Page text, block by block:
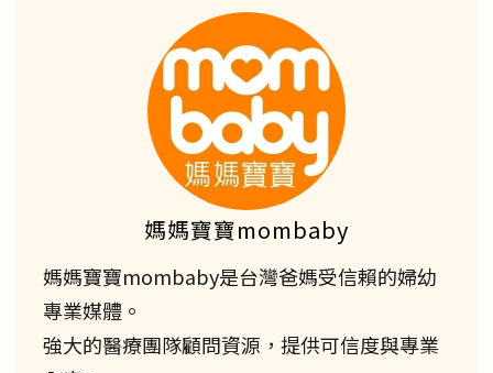
媽媽寶寶mombaby
媽媽寶寶mombaby是台灣爸媽受信賴的婦幼
專業媒體。
強大的醫療團隊顧問資源，提供可信度與專業